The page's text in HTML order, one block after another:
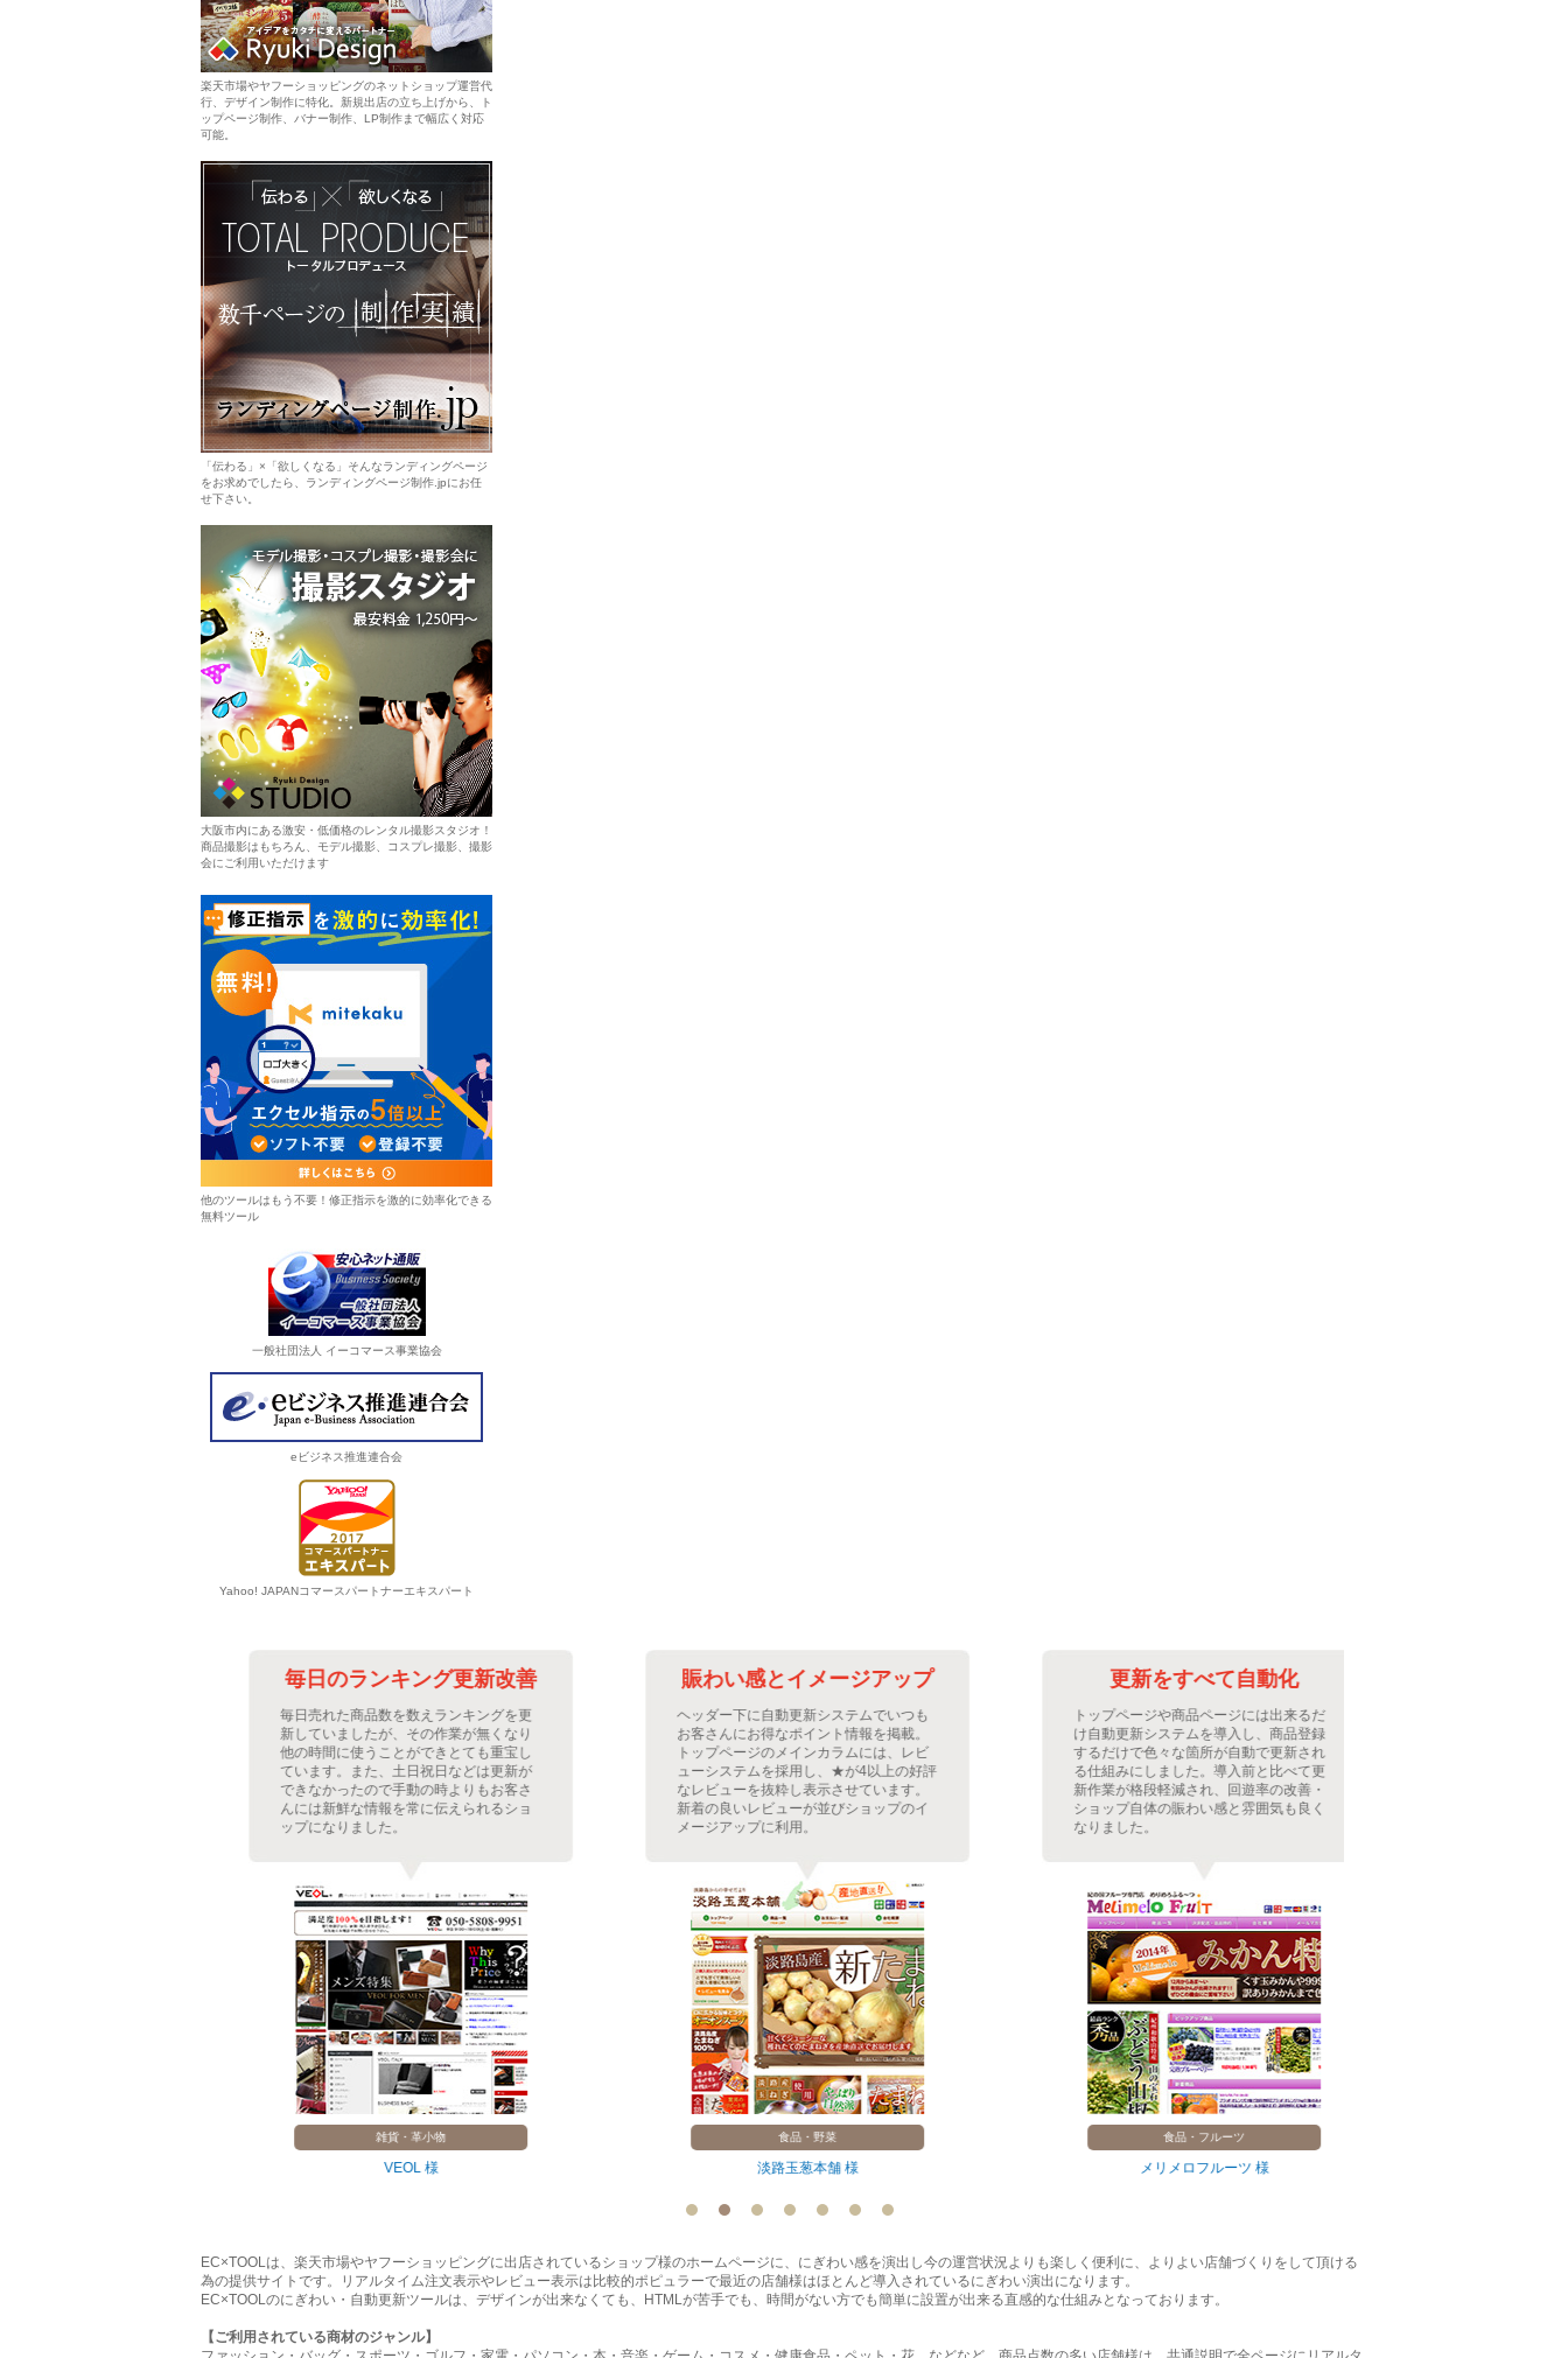
楽天市場やヤフーショッピングのネットショップ運営代
行、デザイン制作に特化。新規出店の立ち上げから、ト
ップページ制作、バナー制作、LP制作まで幅広く対応
可能。
「伝わる」×「欲しくなる」そんなランディングページ
をお求めでしたら、ランディングページ制作.jpにお任
せ下さい。
大阪市内にある激安・低価格のレンタル撮影スタジオ！
商品撮影はもちろん、モデル撮影、コスプレ撮影、撮影
会にご利用いただけます
他のツールはもう不要！修正指示を激的に効率化できる
無料ツール
一般社団法人 イーコマース事業協会
eビジネス推進連合会
Yahoo! JAPANコマースパートナーエキスパート
毎日のランキング更新改善
毎日売れた商品数を数えランキングを更
新していましたが、その作業が無くなり
他の時間に使うことができとても重宝し
ています。また、土日祝日などは更新が
できなかったので手動の時よりもお客さ
んには新鮮な情報を常に伝えられるショ
ップになりました。
雑貨・革小物
VEOL 様
賑わい感とイメージアップ
ヘッダー下に自動更新システムでいつも
お客さんにお得なポイント情報を掲載。
トップページのメインカラムには、レビ
ューシステムを採用し、★が4以上の好評
なレビューを抜粋し表示させています。
新着の良いレビューが並びショップのイ
メージアップに利用。
食品・野菜
淡路玉葱本舗 様
更新をすべて自動化
トップページや商品ページには出来るだ
け自動更新システムを導入し、商品登録
するだけで色々な箇所が自動で更新され
る仕組みにしました。導入前と比べて更
新作業が格段軽減され、回遊率の改善・
ショップ自体の賑わい感と雰囲気も良く
なりました。
食品・フルーツ
メリメロフルーツ 様
EC×TOOLは、楽天市場やヤフーショッピングに出店されているショップ様のホームページに、にぎわい感を演出し今の運営状況よりも楽しく便利に、よりよい店舗づくりをして頂ける
為の提供サイトです。リアルタイム注文表示やレビュー表示は比較的ポピュラーで最近の店舗様はほとんど導入されているにぎわい演出になります。
EC×TOOLのにぎわい・自動更新ツールは、デザインが出来なくても、HTMLが苦手でも、時間がない方でも簡単に設置が出来る直感的な仕組みとなっております。
【ご利用されている商材のジャンル】